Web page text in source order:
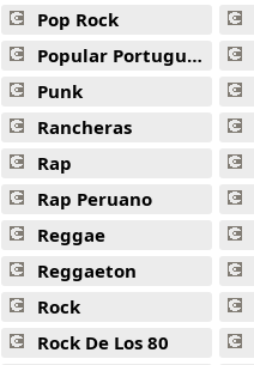
Pop Rock
Popular Portuguesa
Punk
Rancheras
Rap
Rap Peruano
Reggae
Reggaeton
Rock
Rock De Los 80